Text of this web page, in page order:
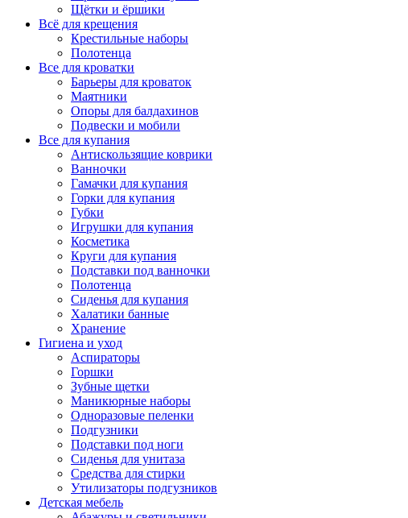
Щётки и ёршики
Всё для крещения
Крестильные наборы
Полотенца
Все для кроватки
Барьеры для кроваток
Маятники
Опоры для балдахинов
Подвески и мобили
Все для купания
Антискользящие коврики
Ванночки
Гамачки для купания
Горки для купания
Губки
Игрушки для купания
Косметика
Круги для купания
Подставки под ванночки
Полотенца
Сиденья для купания
Халатики банные
Хранение
Гигиена и уход
Аспираторы
Горшки
Зубные щетки
Маникюрные наборы
Одноразовые пеленки
Подгузники
Подставки под ноги
Сиденья для унитаза
Средства для стирки
Утилизаторы подгузников
Детская мебель